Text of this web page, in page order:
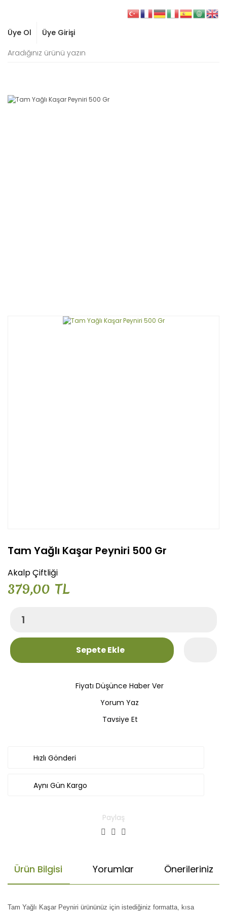
Üye Ol Üye Girişi
Tam Yağlı Kaşar Peyniri 500 Gr
Akalp Çiftliği
379,00 TL
Sepete Ekle
Fiyatı Düşünce Haber Ver
Yorum Yaz
Tavsiye Et
Hızlı Gönderi
Aynı Gün Kargo
Paylaş
Ürün Bilgisi Yorumlar Önerileriniz
Tam Yağlı Kaşar Peyniri ürününüz için istediğiniz formatta, kısa